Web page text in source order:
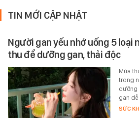
TIN MỚI CẬP NHẬT
Người gan yếu nhớ uống 5 loại
thu để dưỡng gan, thải độc
Mùa
trong
dưỡng
gan
SỨC